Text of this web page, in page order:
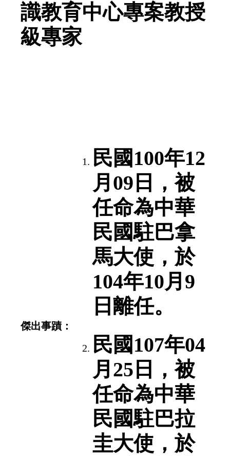
識教育中心專案教授
級專家
傑出事蹟：
民國100年12
月09日，被
任命為中華
民國駐巴拿
馬大使，於
104年10月9
日離任。
民國107年04
月25日，被
任命為中華
民國駐巴拉
圭大使，於